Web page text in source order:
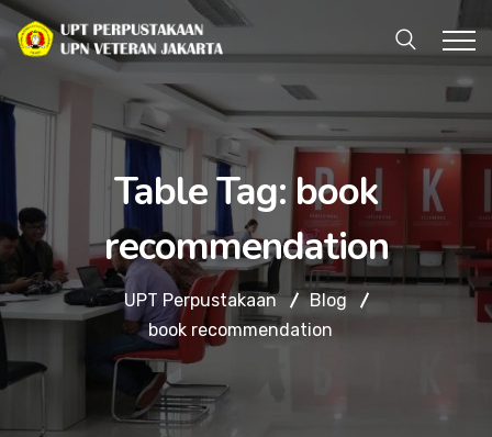
Table Tag:book
recommendation
UPT Perpustakaan
Blog
book recommendation